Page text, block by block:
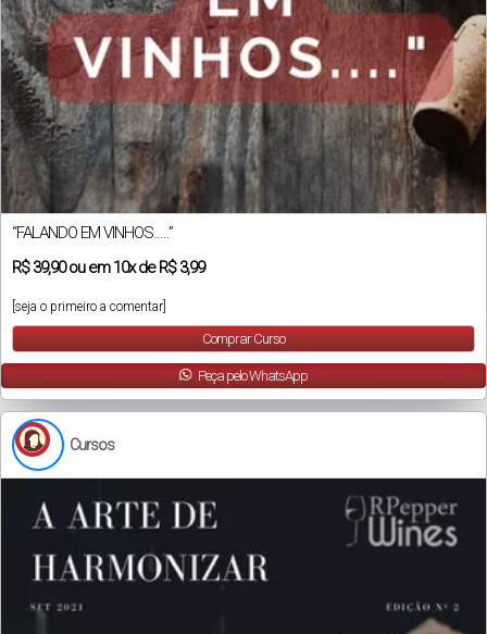
“FALANDO EM VINHOS…..”
R$39,90ou em10xdeR$ 3,99
[seja o primeiro a comentar]
Comprar Curso
Peça pelo WhatsApp
Cursos